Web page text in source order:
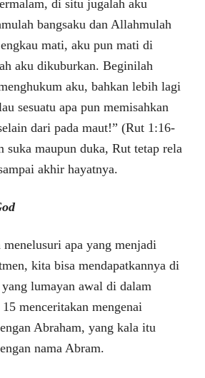
di situ jugalah aku
bangsaku dan Allahmulah
mati, aku pun mati di
aku dikuburkan. Beginilah
aku, bahkan lebih lagi
sesuatu apa pun memisahkan
dari pada maut!” (Rut 1:16-
suka maupun duka, Rut tetap rela
akhir hayatnya.
apa yang menjadi
kita bisa mendapatkannya di
lumayan awal di dalam
menceritakan mengenai
Abraham, yang kala itu
nama Abram.